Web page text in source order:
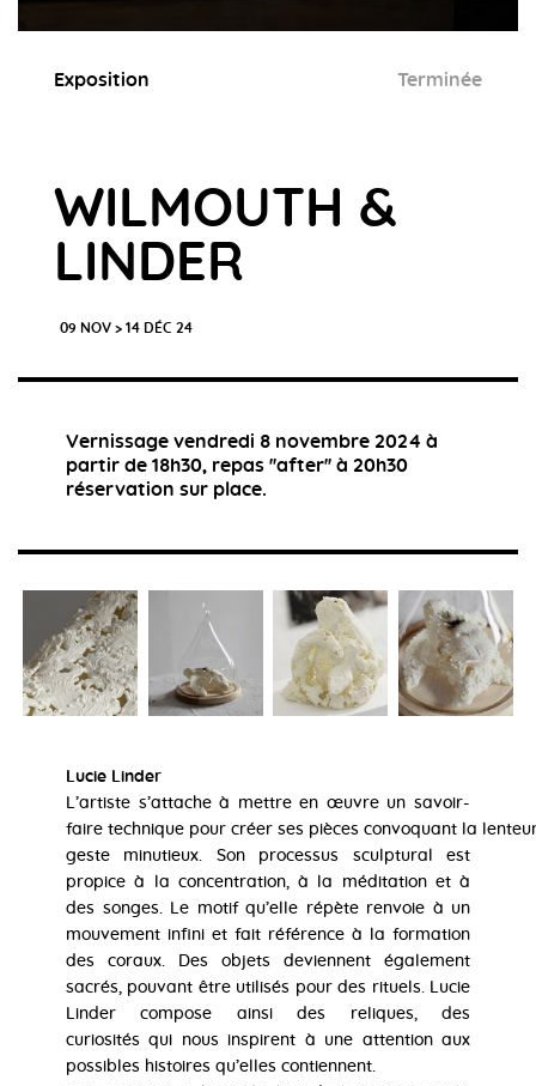
Exposition Terminée
WILMOUTH &
LINDER
09 NOV > 14 DÉC 24
Vernissage vendredi 8 novembre 2024 à
partir de 18h30, repas ''after'' à 20h30
réservation sur place.
Lucie Linder
L’artiste s’attache à mettre en œuvre un savoir-
faire technique pour créer ses pièces convoquant la lenteur
geste minutieux. Son processus sculptural est
propice à la concentration, à la méditation et à
des songes. Le motif qu’elle répète renvoie à un
mouvement infini et fait référence à la formation
des coraux. Des objets deviennent également
sacrés, pouvant être utilisés pour des rituels. Lucie
Linder compose ainsi des reliques, des
curiosités qui nous inspirent à une attention aux
possibles histoires qu’elles contiennent.